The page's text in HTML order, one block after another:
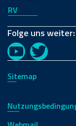
RV
Folge uns weiter:
YouTubeTwitter
Sitemap